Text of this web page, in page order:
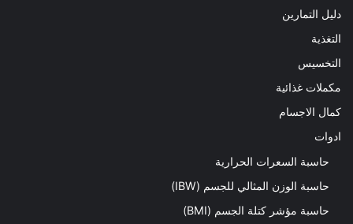
دليل التمارين
التغذية
التخسيس
مكملات غذائية
كمال الاجسام
ادوات
حاسبة السعرات الحرارية
حاسبة الوزن المثالي للجسم (IBW)
حاسبة مؤشر كتلة الجسم (BMI)